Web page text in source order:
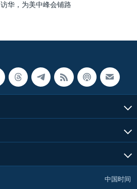
访华，为美中峰会铺路
中国时间